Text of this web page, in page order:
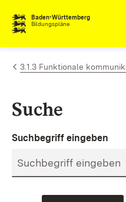
Zum Inhalt springen
Baden-Württemberg
Bildungspläne
3.1.3 Funktionale
Suche
Suchbegriff eingeben